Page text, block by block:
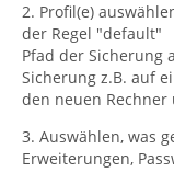
2. Profil(e)
der Regel "default"
Pfad der Sicherung
Sicherung z.B. auf
den neuen Rechner
3. Auswählen, was
Erweiterungen,